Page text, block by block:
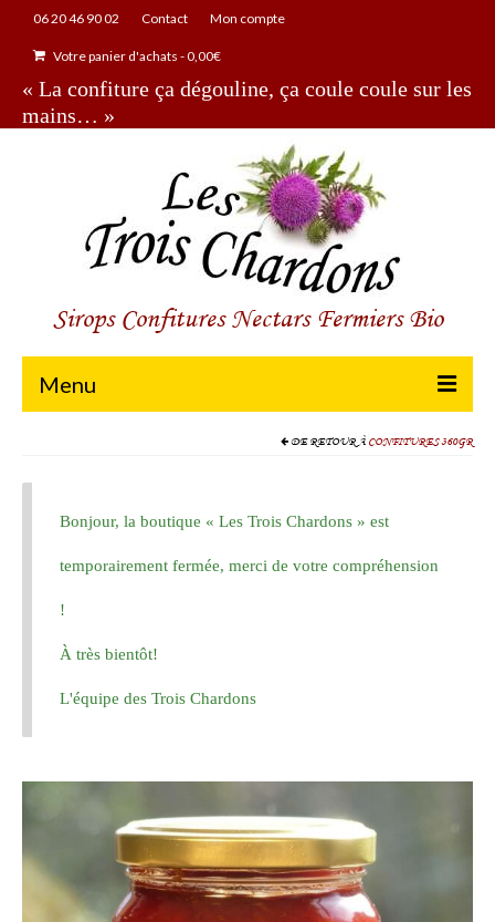
06 20 46 90 02 Contact Mon compte
Votre panier d'achats -0,00€
« La confiture ça dégouline, ça coule coule sur les
mains… »
Sirops Confitures Nectars Fermiers Bio
Menu
Les Sirops
Les Confitures
Foires et Marchés
Lieux de Vente
DE RETOUR À CONFITURES 360GR
Bonjour, la boutique « Les Trois Chardons » est
temporairement fermée, merci de votre compréhension
!
À très bientôt!
L'équipe des Trois Chardons